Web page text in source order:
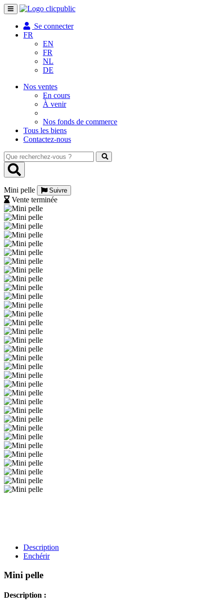
Toggle
navigation
Se connecter
FR
EN
FR
NL
DE
Nos ventes
En cours
À venir
Nos fonds de commerce
Tous les biens
Contactez-nous
Que
recherchez-
vous
Mini pelle
Suivre
Vente terminée
Description
Enchérir
Mini pelle
Description :